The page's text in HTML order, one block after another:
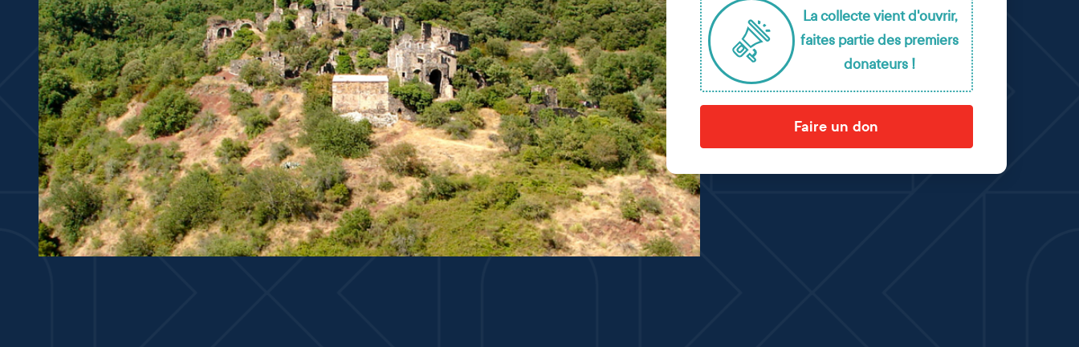
La collecte vient d'ouvrir,
faites partie des premiers
donateurs !
Faire un don